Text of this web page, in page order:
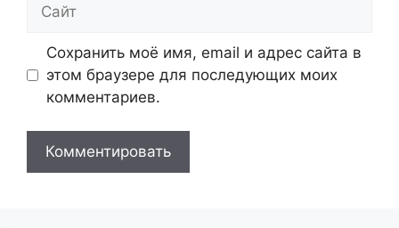
Сохранить моё имя, email и адрес сайта в
этом браузере для последующих моих
комментариев.